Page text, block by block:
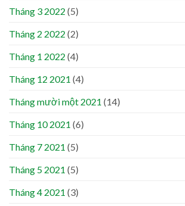
Tháng 3 2022 (5)
Tháng 2 2022 (2)
Tháng 1 2022 (4)
Tháng 12 2021 (4)
Tháng mười một 2021 (14)
Tháng 10 2021 (6)
Tháng 7 2021 (5)
Tháng 5 2021 (5)
Tháng 4 2021 (3)